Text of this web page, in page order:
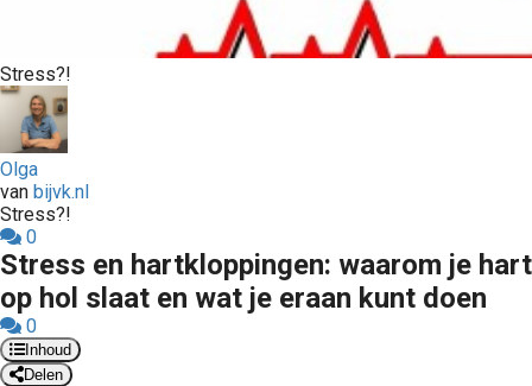
Stress?!
Olga
van bijvk.nl
Stress?!
0
Stress en hartkloppingen: waarom je hart
op hol slaat en wat je eraan kunt doen
0
Inhoud
Delen